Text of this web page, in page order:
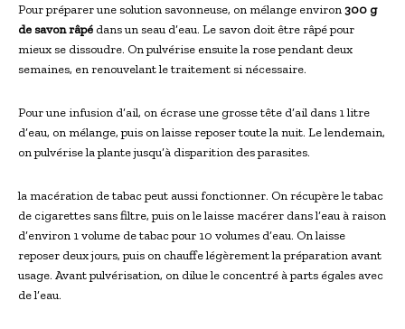
Pour préparer une solution savonneuse, on mélange environ300 g
de savon râpé dans un seau d’eau. Le savon doit être râpé pour
mieux se dissoudre. On pulvérise ensuite la rose pendant deux
semaines, en renouvelant le traitement si nécessaire.
Pour une infusion d’ail, on écrase une grosse tête d’ail dans 1 litre
d’eau, on mélange, puis on laisse reposer toute la nuit. Le lendemain,
on pulvérise la plante jusqu’à disparition des parasites.
la macération de tabac peut aussi fonctionner. On récupère le tabac
de cigarettes sans filtre, puis on le laisse macérer dans l’eau à raison
d’environ 1 volume de tabac pour 10 volumes d’eau. On laisse
reposer deux jours, puis on chauffe légèrement la préparation avant
usage. Avant pulvérisation, on dilue le concentré à parts égales avec
de l’eau.